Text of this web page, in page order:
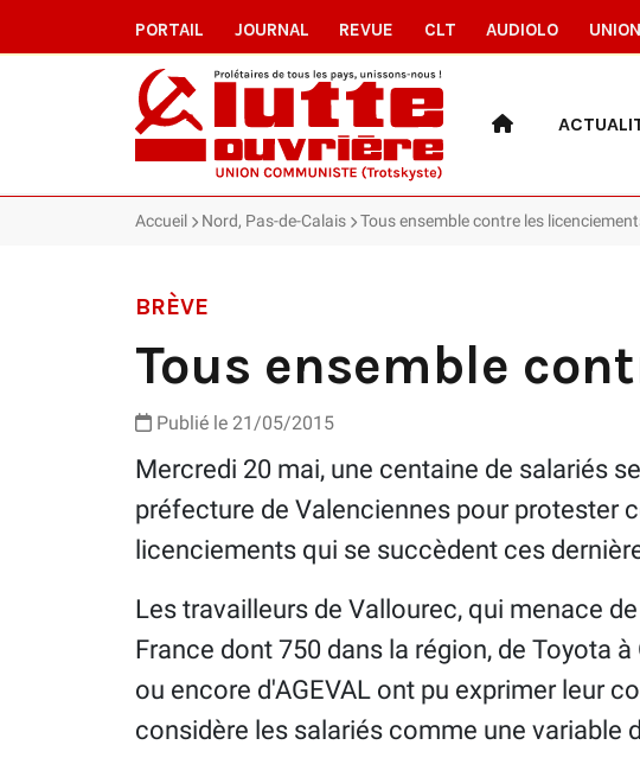
PORTAIL JOURNAL REVUE CLT AUDIOLO
Accueil Nord, Pas-de-Calais Tous ensemble contre les
BRÈVE
Tous ensemble
Publié le 21/05/2015
Mercredi 20 mai, une centaine de salariés
préfecture de Valenciennes pour protester
licenciements qui se succèdent ces
Les travailleurs de Vallourec, qui menace
France dont 750 dans la région, de Toyota
ou encore d'AGEVAL ont pu exprimer leur
considère les salariés comme une variable